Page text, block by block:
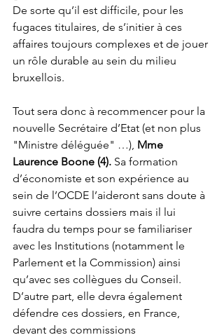
De sorte qu’il est difficile, pour les
fugaces titulaires, de s’initier à ces
affaires toujours complexes et de jouer
un rôle durable au sein du milieu
bruxellois.
Tout sera donc à recommencer pour la
nouvelle Secrétaire d’Etat (et non plus
"Ministre déléguée" …), Mme
Laurence Boone (4). Sa formation
d’économiste et son expérience au
sein de l’OCDE l’aideront sans doute à
suivre certains dossiers mais il lui
faudra du temps pour se familiariser
avec les Institutions (notamment le
Parlement et la Commission) ainsi
qu’avec ses collègues du Conseil.
D’autre part, elle devra également
défendre ces dossiers, en France,
devant des commissions